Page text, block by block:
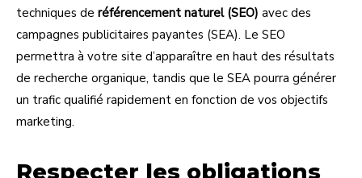
techniques de référencement naturel (SEO) avec des
campagnes publicitaires payantes (SEA). Le SEO
permettra à votre site d’apparaître en haut des résultats
de recherche organique, tandis que le SEA pourra générer
un trafic qualifié rapidement en fonction de vos objectifs
marketing.
Respecter les obligations